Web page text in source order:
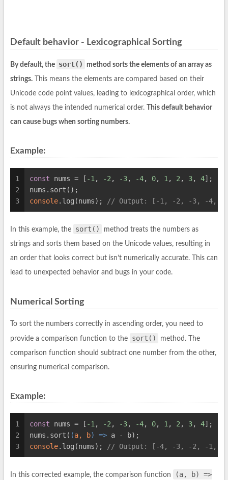
Default behavior - Lexicographical Sorting
By default, the sort()
method sorts the elements of an array as
strings. This means the elements are compared based on their
Unicode code point values, leading to lexicographical order, which
is not always the intended numerical order. This default behavior
can cause bugs when sorting numbers.
Example:
1
2
3
const nums = [ -1 , -2 , -3, -4, 0, 1 , 2 , 3, 4];
nums.sort();
console.log(nums); // Output: [-1, -2, -3, -4,
In this example, the sort()
method treats the numbers as
strings and sorts them based on the Unicode values, resulting in
an order that looks correct but isn’t numerically accurate. This can
lead to unexpected behavior and bugs in your code.
Numerical Sorting
To sort the numbers correctly in ascending order, you need to
provide a comparison function to the sort()
method. The
comparison function should subtract one number from the other,
ensuring numerical comparison.
Example:
1
2
3
const nums = [ -1 , -2 , -3, -4, 0, 1 , 2 , 3, 4];
nums.sort( (a, b) => a - b);
console.log(nums); // Output: [-4, -3, -2, -1,
In this corrected example, the comparison function
(a, b) =>